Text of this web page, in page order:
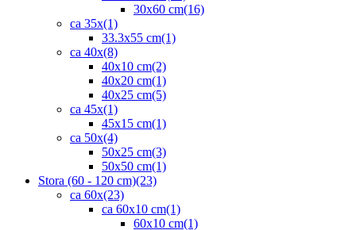
30x60 cm(16)
ca 35x(1)
33.3x55 cm(1)
ca 40x(8)
40x10 cm(2)
40x20 cm(1)
40x25 cm(5)
ca 45x(1)
45x15 cm(1)
ca 50x(4)
50x25 cm(3)
50x50 cm(1)
Stora (60 - 120 cm)(23)
ca 60x(23)
ca 60x10 cm(1)
60x10 cm(1)